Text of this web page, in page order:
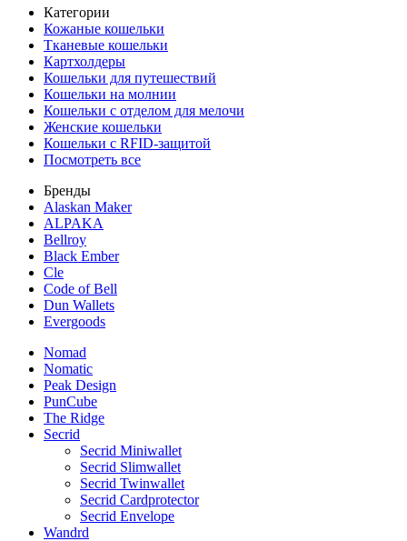
Категории
Кожаные кошельки
Тканевые кошельки
Картхолдеры
Кошельки для путешествий
Кошельки на молнии
Кошельки с отделом для мелочи
Женские кошельки
Кошельки с RFID-защитой
Посмотреть все
Бренды
Alaskan Maker
ALPAKA
Bellroy
Black Ember
Cle
Code of Bell
Dun Wallets
Evergoods
Nomad
Nomatic
Peak Design
PunCube
The Ridge
Secrid
Secrid Miniwallet
Secrid Slimwallet
Secrid Twinwallet
Secrid Cardprotector
Secrid Envelope
Wandrd